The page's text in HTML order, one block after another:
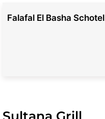
Falafal El Basha Schotel
Sultana Grill